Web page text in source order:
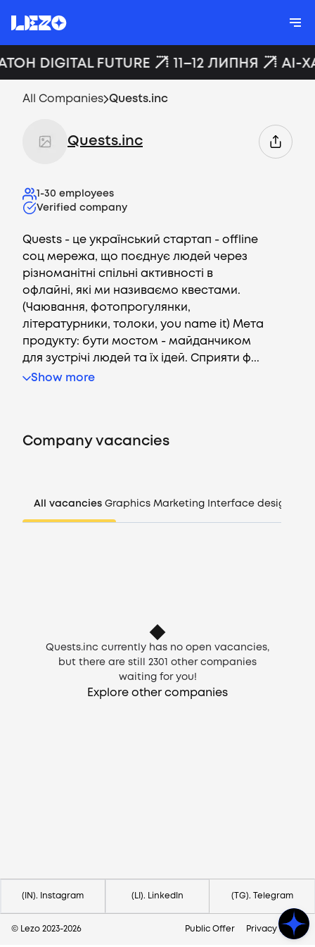
EN
DIGITAL FUTURE 11–12 ЛИПНЯ AI-
All Companies Quests.inc
Quests.inc
1-30 employees
Verified company
Quests - це український стартап - offline
соц мережа, що поєднує людей через
різноманітні спільні активності в
офлайні, які ми називаємо квестами.
(Чаювання, фотопрогулянки,
літературники, толоки, you name it) Мета
продукту: бути мостом - майданчиком
для зустрічі людей та їх ідей. Сприяти ф...
Show more
Company vacancies
All vacancies Graphics Marketing Interface design
Quests.inc currently has no open vacancies,
but there are still
2301
other companies
waiting for you!
Explore other companies
(IN). Instagram (LI). LinkedIn (TG). Telegram
© Lezo 2023-2026 Public Offer Privacy Policy